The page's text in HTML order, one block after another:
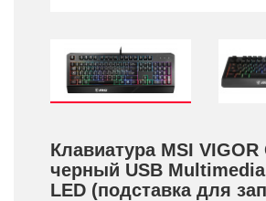
Клавиатура MSI VIGOR
черный USB
LED (подставка для